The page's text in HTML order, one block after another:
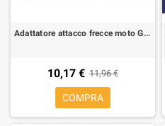
Adattatore attacco frecce moto Giapponesi per Honda/kawasaki connettore Femmina
10,17 € 11,96 €
COMPRA